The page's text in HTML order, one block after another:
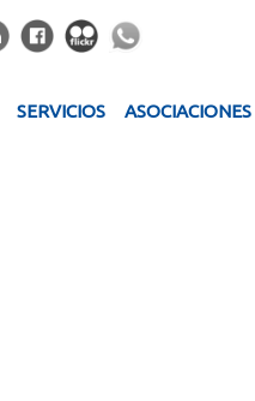
SERVICIOS ASOCIACIONES